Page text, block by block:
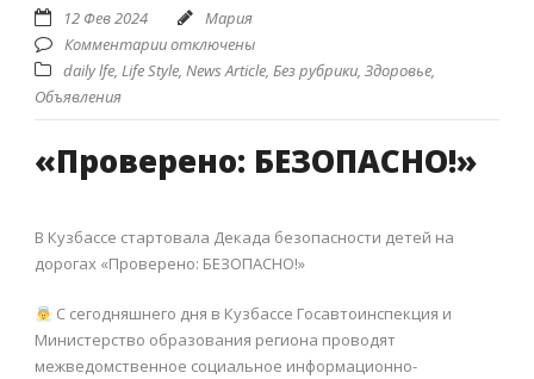
12 Фев 2024
Мария
Комментарии отключены
daily lfe, Life Style, News Article, Без рубрики, Здоровье,
Объявления
«Проверено: БЕЗОПАСНО!»
В Кузбассе стартовала Декада безопасности детей на
дорогах «Проверено: БЕЗОПАСНО!»
С сегодняшнего дня в Кузбассе Госавтоинспекция и
Министерство образования региона проводят
межведомственное социальное информационно-